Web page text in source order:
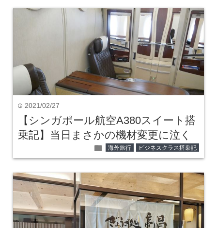
time 2021/02/27
【シンガポール航空A380スイート搭
乗記】当日まさかの機材変更に泣く
folder 海外旅行 ビジネスクラス搭乗記